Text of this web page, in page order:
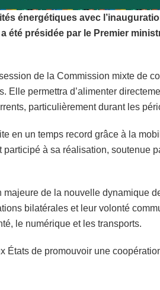
énergétiques avec
présidée par le Premier
de la Commission mixte de
permettra d’alimenter
particulièrement durant les
en un temps record grâce à la
à sa réalisation, soutenue
de la nouvelle dynamique
bilatérales et leur volonté
le numérique et les transports.
de promouvoir une